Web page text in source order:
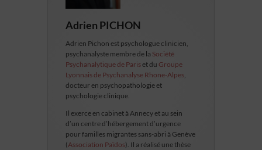
Adrien PICHON
Adrien Pichon est psychologue clinicien,
psychanalyste membre de la Société
Psychanalytique de Pariset du Groupe
Lyonnais de Psychanalyse Rhone-Alpes,
docteur en psychopathologie et
psychologie clinique.
Il exerce en cabinet à Annecy et au sein
d’un centre d’hébergement d’urgence
pour familles migrantes sans-abri à Genève
(Association Païdos). Il a réalisé une thèse